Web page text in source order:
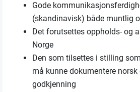
Gode
(skandinavisk) både muntlig
Det forutsettes oppholds- og
Norge
Den som tilsettes i stilling
må kunne dokumentere
godkjenning